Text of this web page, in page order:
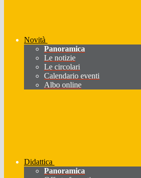
Novità
Panoramica
Le notizie
Le circolari
Calendario eventi
Albo online
Didattica
Panoramica